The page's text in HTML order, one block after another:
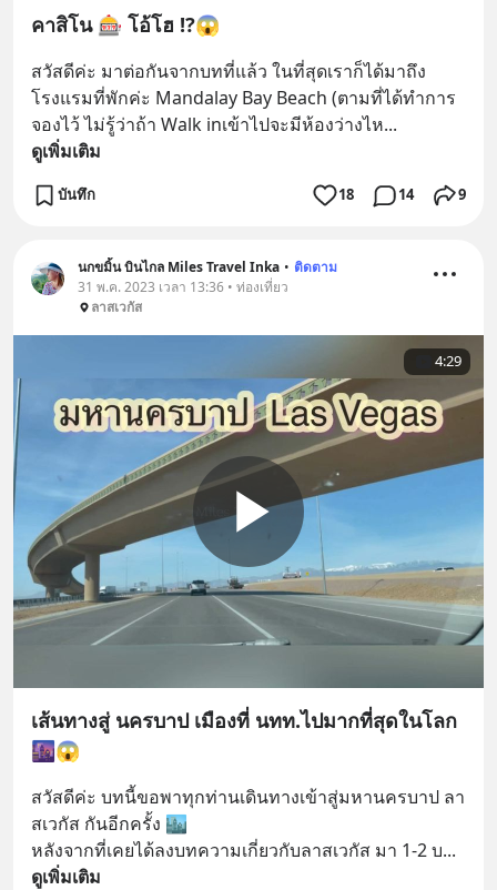
คาสิโน 🎰 โอ้โฮ ⁉️😱
สวัสดีค่ะ มาต่อกันจากบทที่แล้ว ในที่สุดเราก็ได้มาถึง
โรงแรมที่พักค่ะ Mandalay Bay Beach (ตามที่ได้ทำการ
จองไว้ ไม่รู้ว่าถ้า Walk inเข้าไปจะมีห้องว่างไห...
ดูเพิ่มเติม
บันทึก 18 14 9
นกขมิ้น บินไกล Miles Travel Inka • ติดตาม
31 พ.ค. 2023 เวลา 13:36 • ท่องเที่ยว
ลาสเวกัส
4:29
เส้นทางสู่ นครบาป เมืองที่ นทท.ไปมากที่สุดในโลก
🌆😱
สวัสดีค่ะ บทนี้ขอพาทุกท่านเดินทางเข้าสู่มหานครบาป ลา
สเวกัส กันอีกครั้ง 🏙️
หลังจากที่เคยได้ลงบทความเกี่ยวกับลาสเวกัส มา 1-2 บ...
ดูเพิ่มเติม